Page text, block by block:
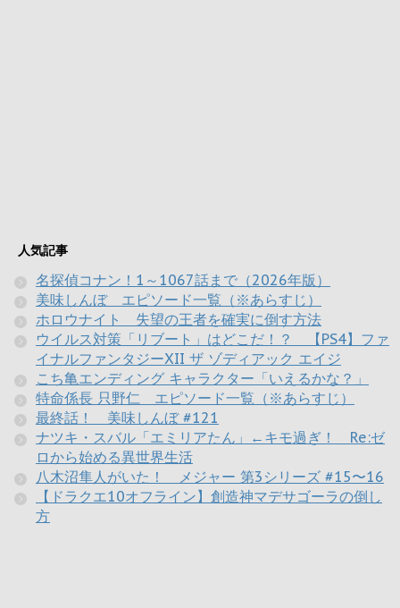
人気記事
名探偵コナン！1～1067話まで（2026年版）
美味しんぼ エピソード一覧（※あらすじ）
ホロウナイト 失望の王者を確実に倒す方法
ウイルス対策「リブート」はどこだ！？ 【PS4】ファ
イナルファンタジーXII ザ ゾディアック エイジ
こち亀エンディング キャラクター「いえるかな？」
特命係長 只野仁 エピソード一覧（※あらすじ）
最終話！ 美味しんぼ #121
ナツキ・スバル「エミリアたん」←キモ過ぎ！ Re:ゼ
ロから始める異世界生活
八木沼隼人がいた！ メジャー 第3シリーズ #15〜16
【ドラクエ10オフライン】創造神マデサゴーラの倒し
方